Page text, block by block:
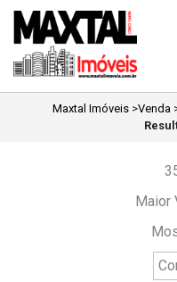
Maxtal Imóveis>Venda